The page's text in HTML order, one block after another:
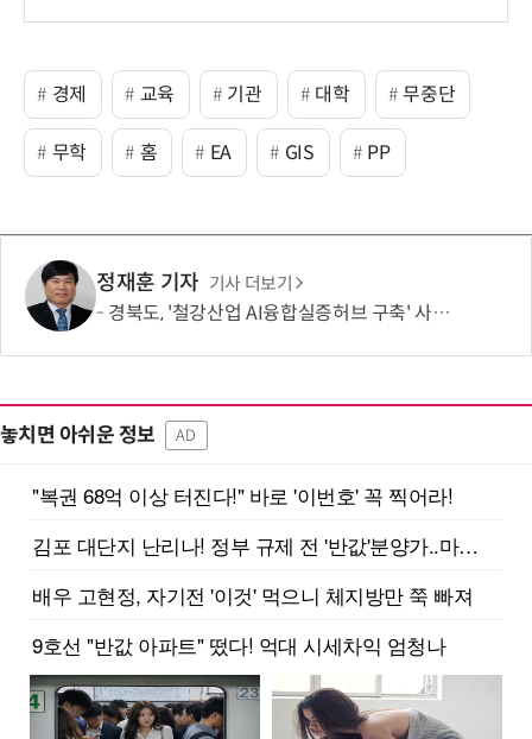
경제 교육 기관 대학 무중단
무학 홈 EA GIS PP
정재훈 기자 기사 더보기
경북도, '철강산업 AI융합실증허브 구축' 사업 선정
놓치면 아쉬운 정보 AD